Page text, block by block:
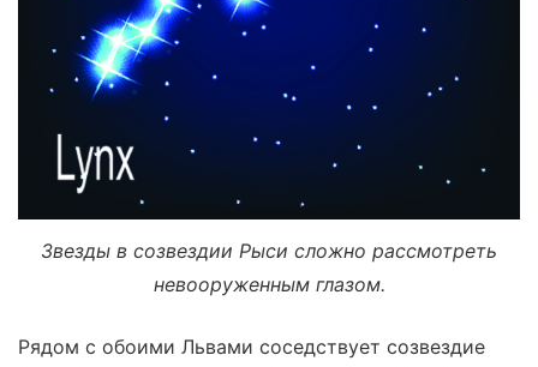
Звезды в созвездии Рыси сложно рассмотреть
невооруженным глазом.
Рядом с обоими Львами соседствует созвездие